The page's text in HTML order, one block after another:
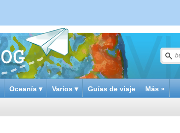
Oceanía ▾ Varios ▾ Guías de viaje Más »